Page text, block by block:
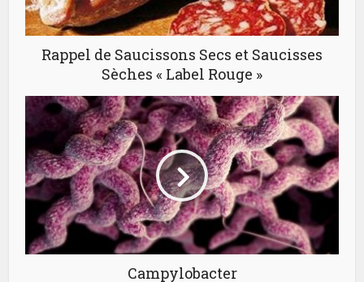
Rappel de Saucissons Secs et Saucisses
Sèches « Label Rouge »
Campylobacter